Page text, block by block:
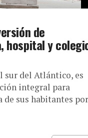
de
hospital y
sur del Atlántico, es
integral para
sus habitantes por